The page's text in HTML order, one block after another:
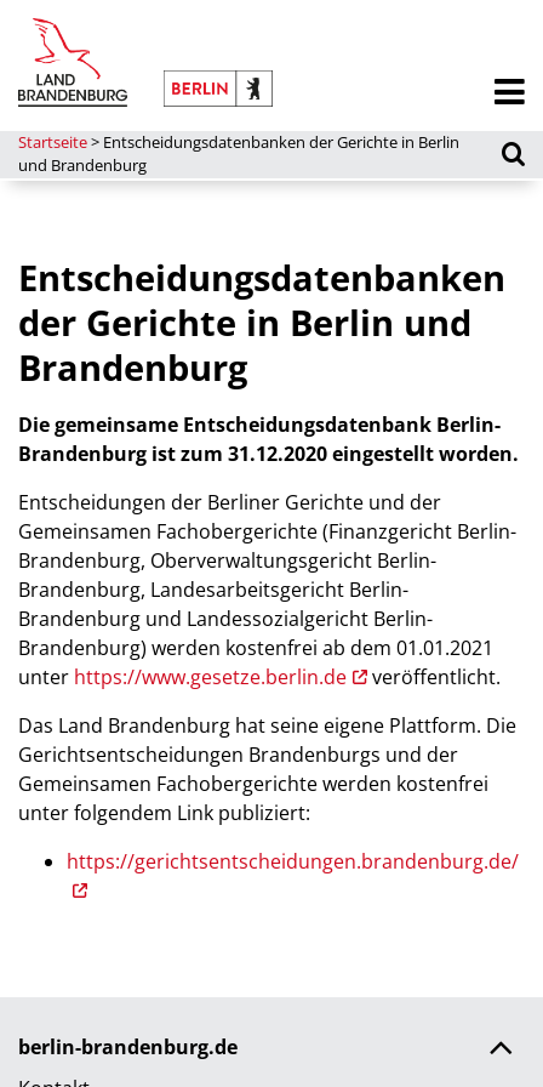
Startseite> Entscheidungsdatenbanken der Gerichte in Berlin
und Brandenburg
Entscheidungsdatenbanken
der Gerichte in Berlin und
Brandenburg
Die gemeinsame Entscheidungsdatenbank Berlin-
Brandenburg ist zum 31.12.2020 eingestellt worden.
Entscheidungen der Berliner Gerichte und der
Gemeinsamen Fachobergerichte (Finanzgericht Berlin-
Brandenburg, Oberverwaltungsgericht Berlin-
Brandenburg, Landesarbeitsgericht Berlin-
Brandenburg und Landessozialgericht Berlin-
Brandenburg) werden kostenfrei ab dem 01.01.2021
unter https://www.gesetze.berlin.de
veröffentlicht.
Das Land Brandenburg hat seine eigene Plattform. Die
Gerichtsentscheidungen Brandenburgs und der
Gemeinsamen Fachobergerichte werden kostenfrei
unter folgendem Link publiziert:
https://gerichtsentscheidungen.brandenburg.de/
berlin-brandenburg.de